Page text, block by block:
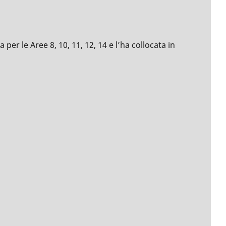
le Aree 8, 10, 11, 12, 14 e l’ha collocata in